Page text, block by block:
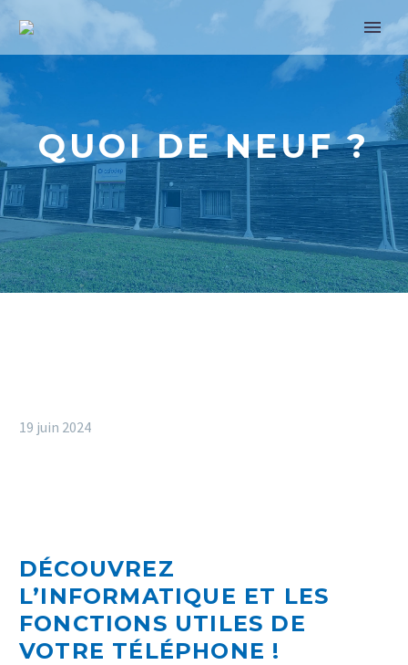
QUOI DE NEUF ?
19 juin 2024
DÉCOUVREZ
L’INFORMATIQUE ET LES
FONCTIONS UTILES DE
VOTRE TÉLÉPHONE !